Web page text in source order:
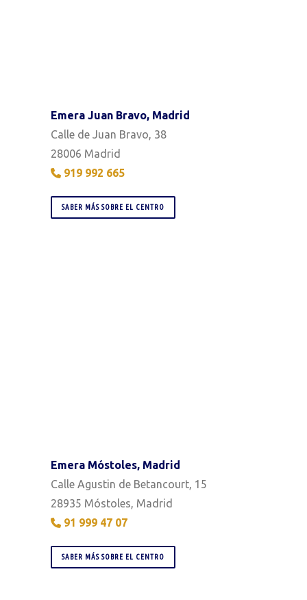
Emera Juan Bravo, Madrid
Calle de Juan Bravo, 38
28006 Madrid
919 992 665
SABER MÁS SOBRE EL CENTRO
Emera Móstoles, Madrid
Calle Agustin de Betancourt, 15
28935 Móstoles, Madrid
91 999 47 07
SABER MÁS SOBRE EL CENTRO